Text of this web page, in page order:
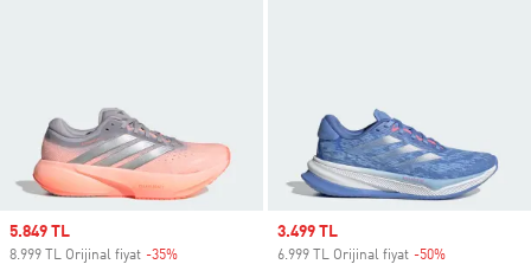
Sale price
5.849 TL
8.999 TL Orijinal fiyat -35%
Sale price
3.499 TL
6.999 TL Orijinal fiyat -50%